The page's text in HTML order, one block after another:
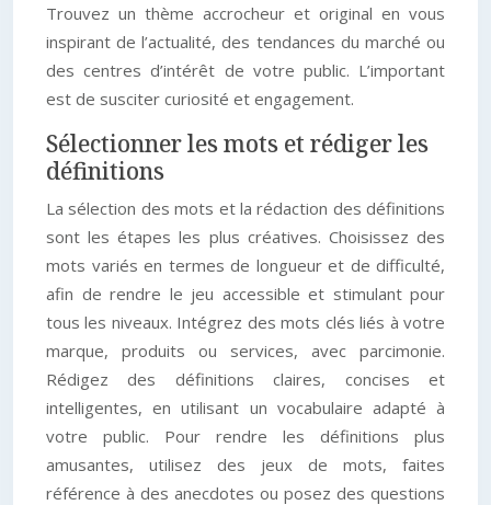
Trouvez un thème accrocheur et original en vous
inspirant de l’actualité, des tendances du marché ou
des centres d’intérêt de votre public. L’important
est de susciter curiosité et engagement.
Sélectionner les mots et rédiger les
définitions
La sélection des mots et la rédaction des définitions
sont les étapes les plus créatives. Choisissez des
mots variés en termes de longueur et de difficulté,
afin de rendre le jeu accessible et stimulant pour
tous les niveaux. Intégrez des mots clés liés à votre
marque, produits ou services, avec parcimonie.
Rédigez des définitions claires, concises et
intelligentes, en utilisant un vocabulaire adapté à
votre public. Pour rendre les définitions plus
amusantes, utilisez des jeux de mots, faites
référence à des anecdotes ou posez des questions